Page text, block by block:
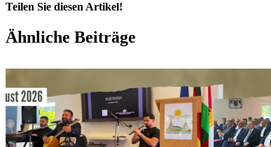
Teilen Sie diesen Artikel!
Facebook
X
WhatsApp
Pinterest
E-
Mail
Ähnliche Beiträge